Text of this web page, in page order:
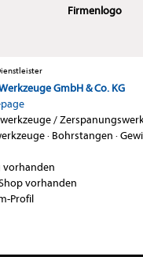
Firmenlogo
GmbH & Co. KG
/
· Bohrstangen ·
vorhanden
vorhanden
Profil